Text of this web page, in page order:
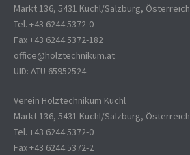
Markt 136, 5431 Kuchl/Salzburg, Österreich
Tel. +43 6244 5372-0
Fax +43 6244 5372-182
office@holztechnikum.at
UID: ATU 65952524
Verein Holztechnikum Kuchl
Markt 136, 5431 Kuchl/Salzburg, Österreich
Tel. +43 6244 5372-0
Fax +43 6244 5372-2